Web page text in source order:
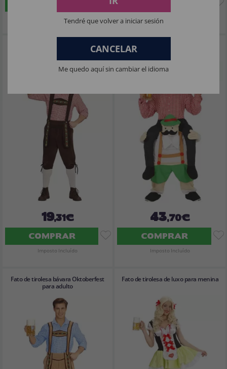
Imposto Incluído
Fato de Oktoberfest da Baviera para
19,31€
COMPRAR
Imposto Incluído
Fato de ombro tirolês para adulto
43,70€
COMPRAR
Imposto Incluído
Fato de tirolesa bávara Oktoberfest
para adulto
Fato de tirolesa de luxo para menina
Tendré que volver a iniciar sesión
CANCELAR
Me quedo aquí sin cambiar el idioma